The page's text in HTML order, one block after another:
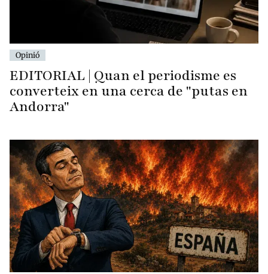
Opinió
EDITORIAL | Quan el periodisme es
converteix en una cerca de "putas en
Andorra"